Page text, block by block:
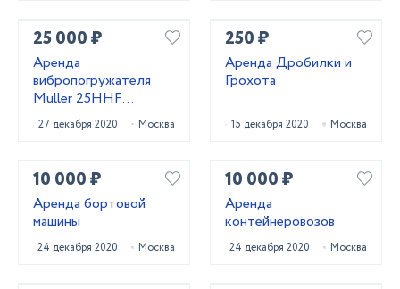
25 000 ₽
Аренда
вибропогружателя
Muller 25HHF
(Германия)
27 декабря 2020 Москва
250 ₽
Аренда Дробилки и
Грохота
15 декабря 2020 Москва
10 000 ₽
Аренда бортовой
машины
24 декабря 2020 Москва
10 000 ₽
Аренда
контейнеровозов
24 декабря 2020 Москва